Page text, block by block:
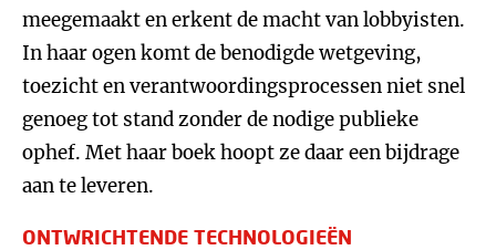
meegemaakt en erkent de macht van lobbyisten.
In haar ogen komt de benodigde wetgeving,
toezicht en verantwoordingsprocessen niet snel
genoeg tot stand zonder de nodige publieke
ophef. Met haar boek hoopt ze daar een bijdrage
aan te leveren.
ONTWRICHTENDE TECHNOLOGIEËN